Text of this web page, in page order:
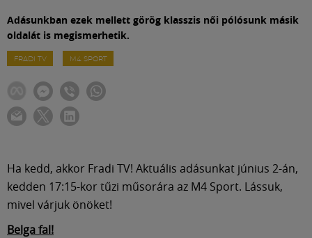
Adásunkban ezek mellett görög klasszis női pólósunk másik
oldalát is megismerhetik.
FRADI TV M4 SPORT
Ha kedd, akkor Fradi TV! Aktuális adásunkat június 2-án,
kedden 17:15-kor tűzi műsorára az M4 Sport. Lássuk,
mivel várjuk önöket!
Belga fal!
Meccscenter
Klub
Shop
Közösség